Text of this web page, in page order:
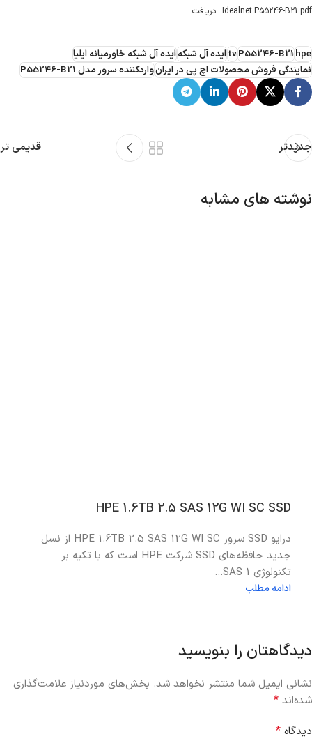
Idealnet.P55246-B21 pdf دریافت
hpe
P55246-B21
tvایده آل شبکهایده آل شبکه خاورمیانه ایلیا
نمایندگی فروش محصولات اچ پی در ایرانواردکننده سرور مدل P55246-B21
جدیدتر قدیمی تر
نوشته های مشابه
HPE 1.6TB 2.5 SAS 12G WI SC SSD
درایو SSD سرور HPE 1.6TB 2.5 SAS 12G WI SC از نسل
جدید حافظه‌های SSD شرکت HPE است که با تکیه بر
تکنولوژی SAS 1...
ادامه مطلب
دیدگاهتان را بنویسید
نشانی ایمیل شما منتشر نخواهد شد. بخش‌های موردنیاز علامت‌گذاری
شده‌اند *
دیدگاه *